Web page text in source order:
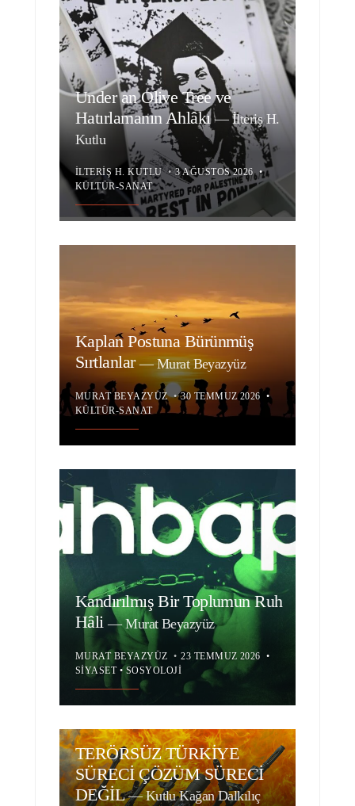
Under an Olive Tree ve
Hatırlamanın Ahlâkı—İlteriş H.
Kutlu
İLTERIŞ H. KUTLU • 3 AĞUSTOS 2026 •
KÜLTÜR-SANAT
Kaplan Postuna Bürünmüş
Sırtlanlar—Murat Beyazyüz
MURAT BEYAZYÜZ • 30 TEMMUZ 2026 •
KÜLTÜR-SANAT
Kandırılmış Bir Toplumun Ruh
Hâli—Murat Beyazyüz
MURAT BEYAZYÜZ • 23 TEMMUZ 2026 •
SIYASET• SOSYOLOJI
TERÖRSÜZ TÜRKİYE
SÜRECİ ÇÖZÜM SÜRECİ
DEĞİL—Kutlu Kağan Dalkılıç